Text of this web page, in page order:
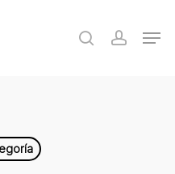
search